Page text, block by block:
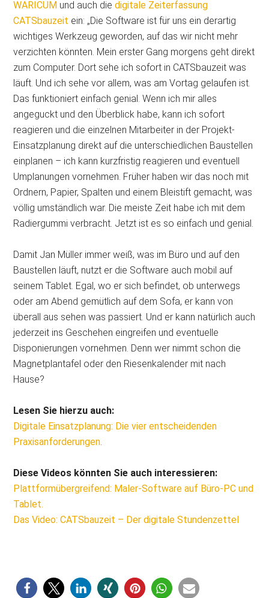
WARICUM und auch diedigitale Zeiterfassung
CATSbauzeit ein: „Die Software ist für uns ein derartig
wichtiges Werkzeug geworden, auf das wir nicht mehr
verzichten könnten. Mein erster Gang morgens geht direkt
zum Computer. Dort sehe ich sofort in CATSbauzeit was
läuft. Und ich sehe vor allem, was am Vortag gelaufen ist.
Das funktioniert einfach genial. Wenn ich mir alles
angeguckt und den Überblick habe, kann ich sofort
reagieren und die einzelnen Mitarbeiter in der Projekt-
Einsatzplanung direkt auf die unterschiedlichen Baustellen
einplanen – ich kann kurzfristig reagieren und eventuell
Umplanungen vornehmen. Früher haben wir das noch mit
Ordnern, Papier, Spalten und einem Bleistift gemacht, was
völlig umständlich war. Die meiste Zeit habe ich mit dem
Radiergummi verbracht. Jetzt ist es so einfach und genial.
Damit Jan Müller immer weiß, was im Büro und auf den
Baustellen läuft, nutzt er die Software auch mobil auf
seinem Tablet. Egal, wo er sich befindet, ob unterwegs
oder am Abend gemütlich auf dem Sofa, er kann von
überall aus sehen was passiert. Und er kann natürlich auch
jederzeit ins Geschehen eingreifen und eventuelle
Disponierungen vornehmen. Denn wer nimmt schon die
Magnetplantafel oder den Riesenkalender mit nach
Hause?
Lesen Sie hierzu auch:
Digitale Einsatzplanung: Die vier entscheidenden
Praxisanforderungen
Diese Videos könnten Sie auch interessieren:
Plattformübergreifend: Maler-Software auf Büro-PC und
Tablet.
Das Video: CATSbauzeit – Der digitale Stundenzettel